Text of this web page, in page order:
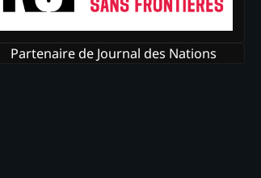
Partenaire de Journal des Nations